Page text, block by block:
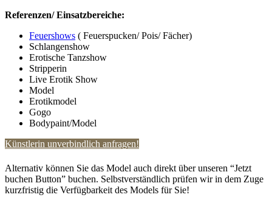
Referenzen/ Einsatzbereiche:
Feuershows ( Feuerspucken/ Pois/ Fächer)
Schlangenshow
Erotische Tanzshow
Stripperin
Live Erotik Show
Model
Erotikmodel
Gogo
Bodypaint/Model
Künstlerin unverbindlich anfragen!
Alternativ können Sie das Model auch direkt über unseren “Jetzt
buchen Button” buchen. Selbstverständlich prüfen wir in dem Zuge
kurzfristig die Verfügbarkeit des Models für Sie!